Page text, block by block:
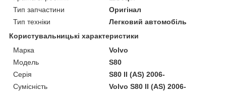
Тип запчастини
Оригінал
Тип техніки
Легковий автомобіль
Користувальницькі характеристики
Марка
Volvo
Мoдель
S80
Серія
S80 II (AS) 2006-
Сумісність
Volvo S80 II (AS) 2006-